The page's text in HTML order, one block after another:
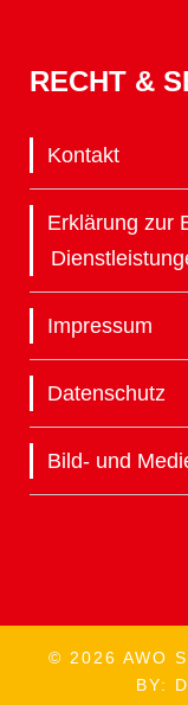
RECHT &
Kontakt
Erklärung zur
Impressum
Datenschutz
Bild- und
© 2026 AWO
BY: